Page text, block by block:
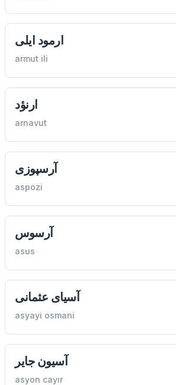
ارمود ایلی
armut ili
ارنؤد
arnavut
آرسپوزی
aspozi
آرسوس
asus
آسيای عثمانی
asyayi osmani
آسيون جاير
asyon cayır